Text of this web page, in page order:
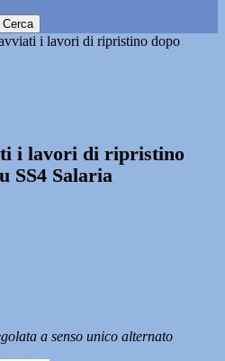
i lavori di ripristino dopo
i lavori di ripristino
SS4 Salaria
a senso unico alternato